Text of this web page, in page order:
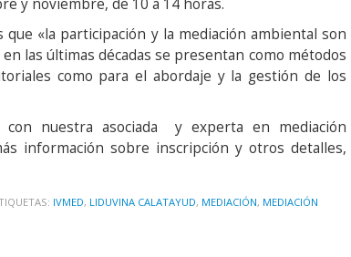
y noviembre, de 10 a 14 horas.
«la participación y la mediación ambiental son
las últimas décadas se presentan como métodos
como para el abordaje y la gestión de los
nuestra asociada y experta en mediación
información sobre inscripción y otros detalles,
IVMED, LIDUVINA CALATAYUD, MEDIACIÓN, MEDIACIÓN